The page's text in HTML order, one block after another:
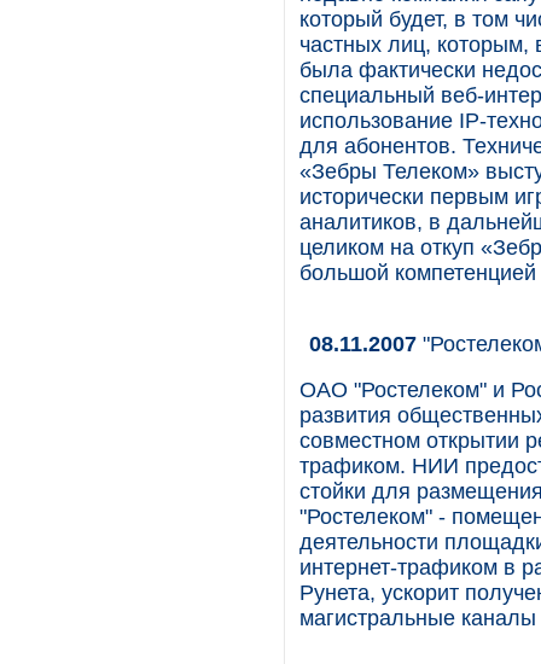
который будет, в том
частных лиц, которым,
была фактически
специальный веб-
использование IP-
для абонентов.
«Зебры Телеком»
исторически первым
аналитиков, в
целиком на откуп
большой компетенцией
08.11.2007
ОАО "Ростелеком" и
развития
совместном открытии
трафиком. НИИ
стойки для
"Ростелеком" -
деятельности
интернет-трафиком в
Рунета, ускорит
магистральные